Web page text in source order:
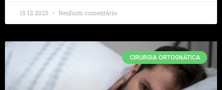
15 12 2025 Nenhum comentário
CIRURGIA ORTOGNÁTICA